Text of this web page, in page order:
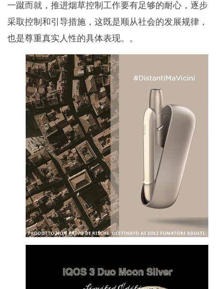
一蹴而就，推进烟草控制工作要有足够的耐心，逐步
采取控制和引导措施，这既是顺从社会的发展规律，
也是尊重真实人性的具体表现。。